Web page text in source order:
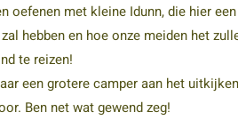
oefenen met kleine Idunn, die hier
hebben en hoe onze meiden het
te reizen!
een grotere camper aan het
Ben net wat gewend zeg!